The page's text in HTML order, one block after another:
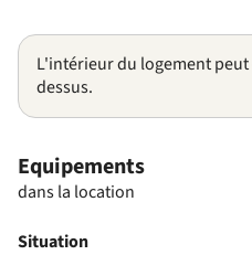
L'intérieur du logement
dessus.
Equipements
dans la location
Situation